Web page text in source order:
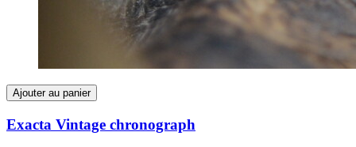
Ajouter au panier
Exacta Vintage chronograph